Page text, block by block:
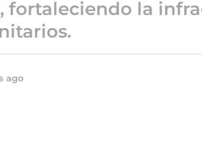
fortaleciendo la
ago